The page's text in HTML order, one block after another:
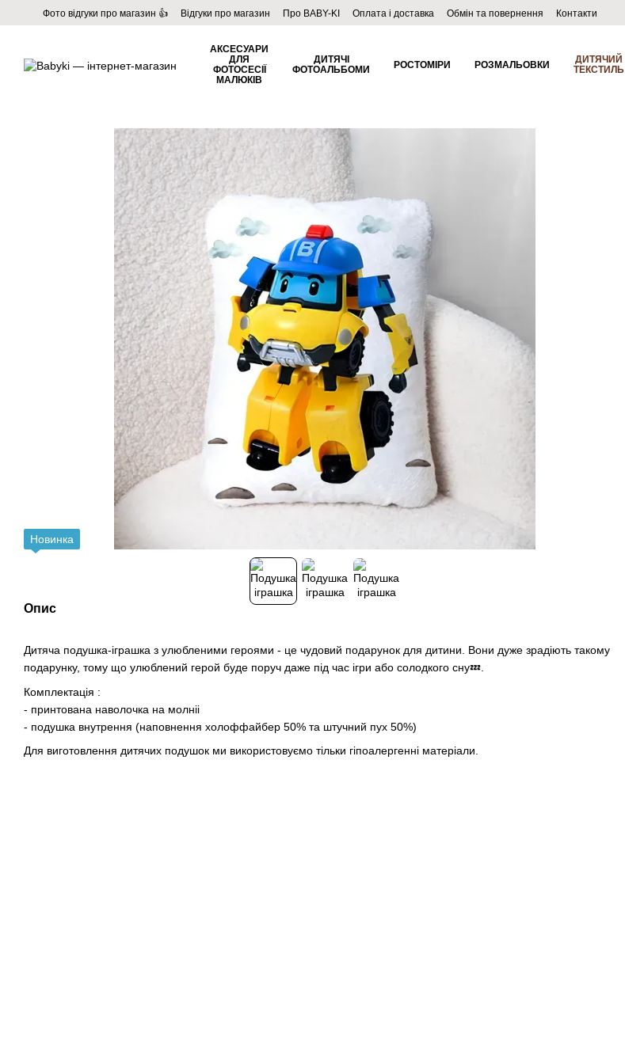
Перейти до основного контенту
Фото відгуки про магазин 👍 Відгуки про магазин Про BABY-KI Оплата і доставка Обмін та повернення
Контакти
Угода користувача
Договір публічної оферти Блог
АКСЕСУАРИ
ДЛЯ
ФОТОСЕСІЇ
МАЛЮКІВ
ДИТЯЧІ
ФОТОАЛЬБОМИ
РОСТОМІРИ РОЗМАЛЬОВКИ
ДИТЯЧИЙ
ТЕКСТИЛЬ
Новинка
Опис
Дитяча подушка-іграшка з улюбленими героями - це чудовий подарунок для дитини. Вони дуже зрадіють такому
подарунку, тому що улюблений герой буде поруч даже під час ігри або солодкого сну💤.
Комплектація :
- принтована наволочка на молніі
- подушка внутрення (наповнення холоффайбер 50% та штучний пух 50%)
Для виготовлення дитячих подушок ми використовуємо тільки гіпоалергенні матеріали.